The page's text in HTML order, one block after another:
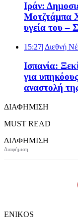
Ιράν:
Μοτζτάμπα
υγεία του –
15:27| Διεθνή
Ισπανία:
για
αναστολή
ΔΙΑΦΗΜΙΣΗ
MUST READ
ΔΙΑΦΗΜΙΣΗ
ENIKOS